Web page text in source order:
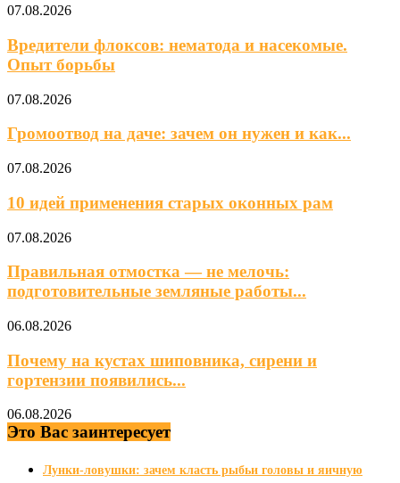
07.08.2026
Вредители флоксов: нематода и насекомые.
Опыт борьбы
07.08.2026
Громоотвод на даче: зачем он нужен и как...
07.08.2026
10 идей применения старых оконных рам
07.08.2026
Правильная отмостка — не мелочь:
подготовительные земляные работы...
06.08.2026
Почему на кустах шиповника, сирени и
гортензии появились...
06.08.2026
Это Вас заинтересует
Лунки-ловушки: зачем класть рыбьи головы и яичную